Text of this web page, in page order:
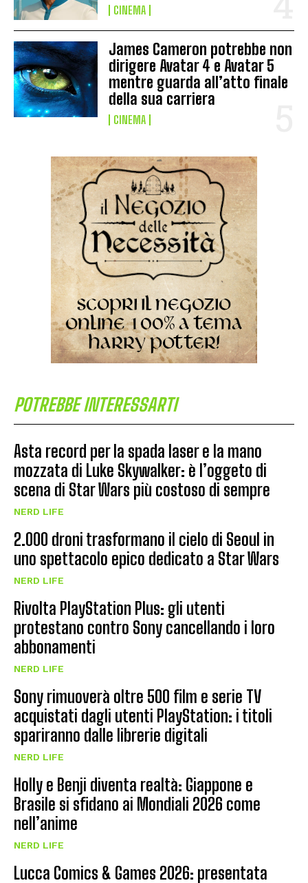
CINEMA
James Cameron potrebbe non
dirigere Avatar 4 e Avatar 5
mentre guarda all’atto finale
della sua carriera
CINEMA
POTREBBE INTERESSARTI
Asta record per la spada laser e la mano
mozzata di Luke Skywalker: è l’oggeto di
scena di Star Wars più costoso di sempre
NERD LIFE
2.000 droni trasformano il cielo di Seoul in
uno spettacolo epico dedicato a Star Wars
NERD LIFE
Rivolta PlayStation Plus: gli utenti
protestano contro Sony cancellando i loro
abbonamenti
NERD LIFE
Sony rimuoverà oltre 500 film e serie TV
acquistati dagli utenti PlayStation: i titoli
spariranno dalle librerie digitali
NERD LIFE
Holly e Benji diventa realtà: Giappone e
Brasile si sfidano ai Mondiali 2026 come
nell’anime
NERD LIFE
Lucca Comics & Games 2026: presentata